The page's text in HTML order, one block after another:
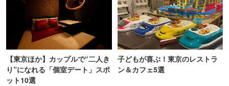
【東京ほか】カップルで“二人き
り”になれる「個室デート」スポ
ット10選
子どもが喜ぶ！東京のレストラ
ン＆カフェ5選